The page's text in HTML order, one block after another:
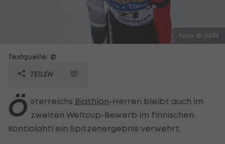
Foto: © GEPA
Textquelle: ©
TEILEN
Ö sterreichs Biathlon-Herren bleibt auch im
zweiten Weltcup-Bewerb im finnischen
Kontiolahti ein Spitzenergebnis verwehrt.